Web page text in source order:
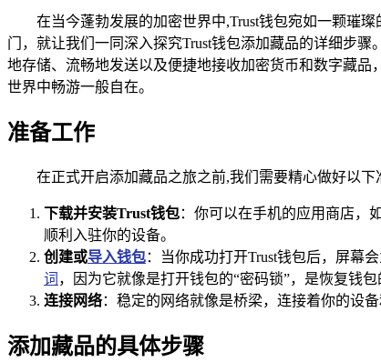
在当今蓬勃发展的加密世界中,Trust钱包宛如一颗璀
门，就让我们一同深入探究Trust钱包添加藏品的详细步
地存储、流畅地发送以及便捷地接收加密货币和数字藏
世界中畅游一般自在。
准备工作
在正式开启添加藏品之旅之前,我们需要精心做好以下
下载并安装Trust钱包：你可以在手机的应用商店，
顺利入驻你的设备。
创建或导入钱包：当你成功打开Trust钱包后，屏幕
词 ，因为它就像是打开钱包的“密码锁”，是恢复钱
连接网络：稳定的网络就像是桥梁，连接着你的设
添加藏品的具体步骤